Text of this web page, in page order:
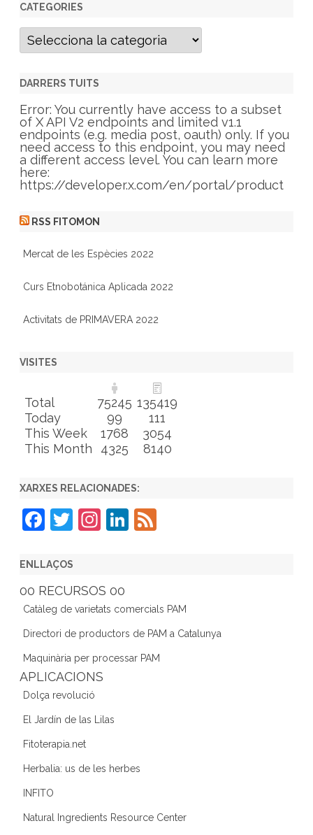
CATEGORIES
C
t
g
r
i
e
s
DARRERS TUITS
Error: You currently have access to a subset
of X API V2 endpoints and limited v1.1
endpoints (e.g. media post, oauth) only. If you
need access to this endpoint, you may need
a different access level. You can learn more
here:
https://developer.x.com/en/portal/product
RSS FITOMON
Mercat de les Espècies 2022
Curs Etnobotánica Aplicada 2022
Activitats de PRIMAVERA 2022
VISITES
Total 75245 135419
Today
99
111
This Week
1768
3054
This Month
4325 8140
XARXES RELACIONADES:
F
c
e
b
o
o
k
T
er
In
gr
a
m
Li
dI
n
ENLLAÇOS
00 RECURSOS 00
Catàleg de varietats comercials PAM
Directori de productors de PAM a Catalunya
Maquinària per processar PAM
APLICACIONS
Dolça revolució
El Jardín de las Lilas
Fitoterapia.net
Herbalia: us de les herbes
INFITO
Natural Ingredients Resource Center